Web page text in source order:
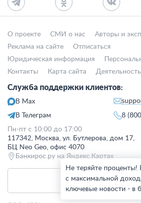
О проекте СМИ о нас Авторы и
Реклама на сайте
Отписаться
Юридическая информация
Контакты
Карта сайта Деятельность
Служба поддержки клиентов:
В Max
В Телеграм
8
Пн-пт с 10:00 до 17:00
117342, Москва, ул. Бутлерова, дом 17,
БЦ Neo Geo, офис 4070
Банкирос.ру на Яндекс.Картах
Отписаться
Не теряйте проценты!
с максимальной
ключевые новости - в